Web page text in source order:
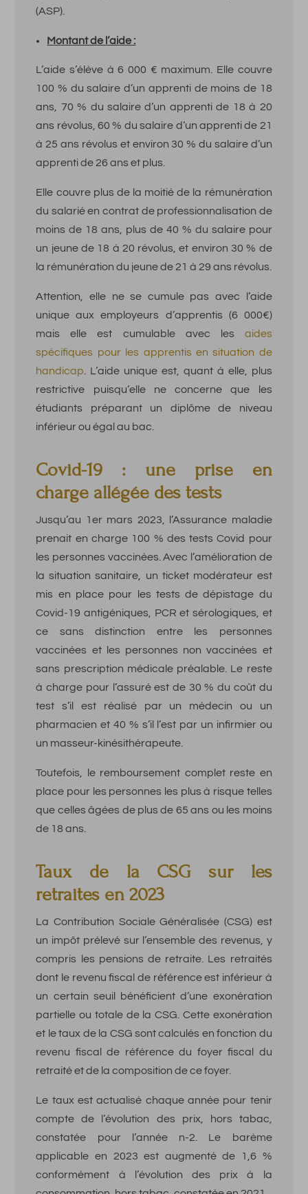
(ASP).
Montant de l’aide :
L’aide s’élève à 6 000 € maximum. Elle couvre
100 % du salaire d’un apprenti de moins de 18
ans, 70 % du salaire d’un apprenti de 18 à 20
ans révolus, 60 % du salaire d’un apprenti de 21
à 25 ans révolus et environ 30 % du salaire d’un
apprenti de 26 ans et plus.
Elle couvre plus de la moitié de la rémunération
du salarié en contrat de professionnalisation de
moins de 18 ans, plus de 40 % du salaire pour
un jeune de 18 à 20 révolus, et environ 30 % de
la rémunération du jeune de 21 à 29 ans révolus.
Attention, elle ne se cumule pas avec l’aide
unique aux employeurs d’apprentis (6 000€)
mais elle est cumulable avec les aides
spécifiques pour les apprentis en situation de
handicap . L’aide unique est, quant à elle, plus
restrictive puisqu’elle ne concerne que les
étudiants préparant un diplôme de niveau
inférieur ou égal au bac.
Covid-19 : une prise en
charge allégée des tests
Jusqu’au 1er mars 2023, l’Assurance maladie
prenait en charge 100 % des tests Covid pour
les personnes vaccinées. Avec l’amélioration de
la situation sanitaire, un ticket modérateur est
mis en place pour les tests de dépistage du
Covid-19 antigéniques, PCR et sérologiques, et
ce sans distinction entre les personnes
vaccinées et les personnes non vaccinées et
sans prescription médicale préalable. Le reste
à charge pour l’assuré est de 30 % du coût du
test s’il est réalisé par un médecin ou un
pharmacien et 40 % s’il l’est par un infirmier ou
un masseur-kinésithérapeute.
Toutefois, le remboursement complet reste en
place pour les personnes les plus à risque telles
que celles âgées de plus de 65 ans ou les moins
de 18 ans.
Taux de la CSG sur les
retraites en 2023
La Contribution Sociale Généralisée (CSG) est
un impôt prélevé sur l’ensemble des revenus, y
compris les pensions de retraite. Les retraités
dont le revenu fiscal de référence est inférieur à
un certain seuil bénéficient d’une exonération
partielle ou totale de la CSG. Cette exonération
et le taux de la CSG sont calculés en fonction du
revenu fiscal de référence du foyer fiscal du
retraité et de la composition de ce foyer.
Le taux est actualisé chaque année pour tenir
compte de l’évolution des prix, hors tabac,
constatée pour l’année n-2. Le barème
applicable en 2023 est augmenté de 1,6 %
conformément à l’évolution des prix à la